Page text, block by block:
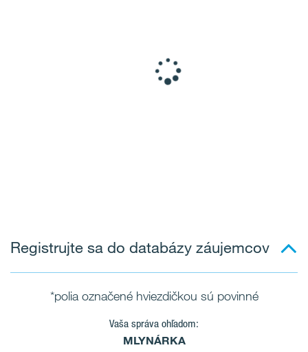
Registrujte sa do databázy záujemcov
*polia označené hviezdičkou sú povinné
Vaša správa ohľadom:
MLYNÁRKA